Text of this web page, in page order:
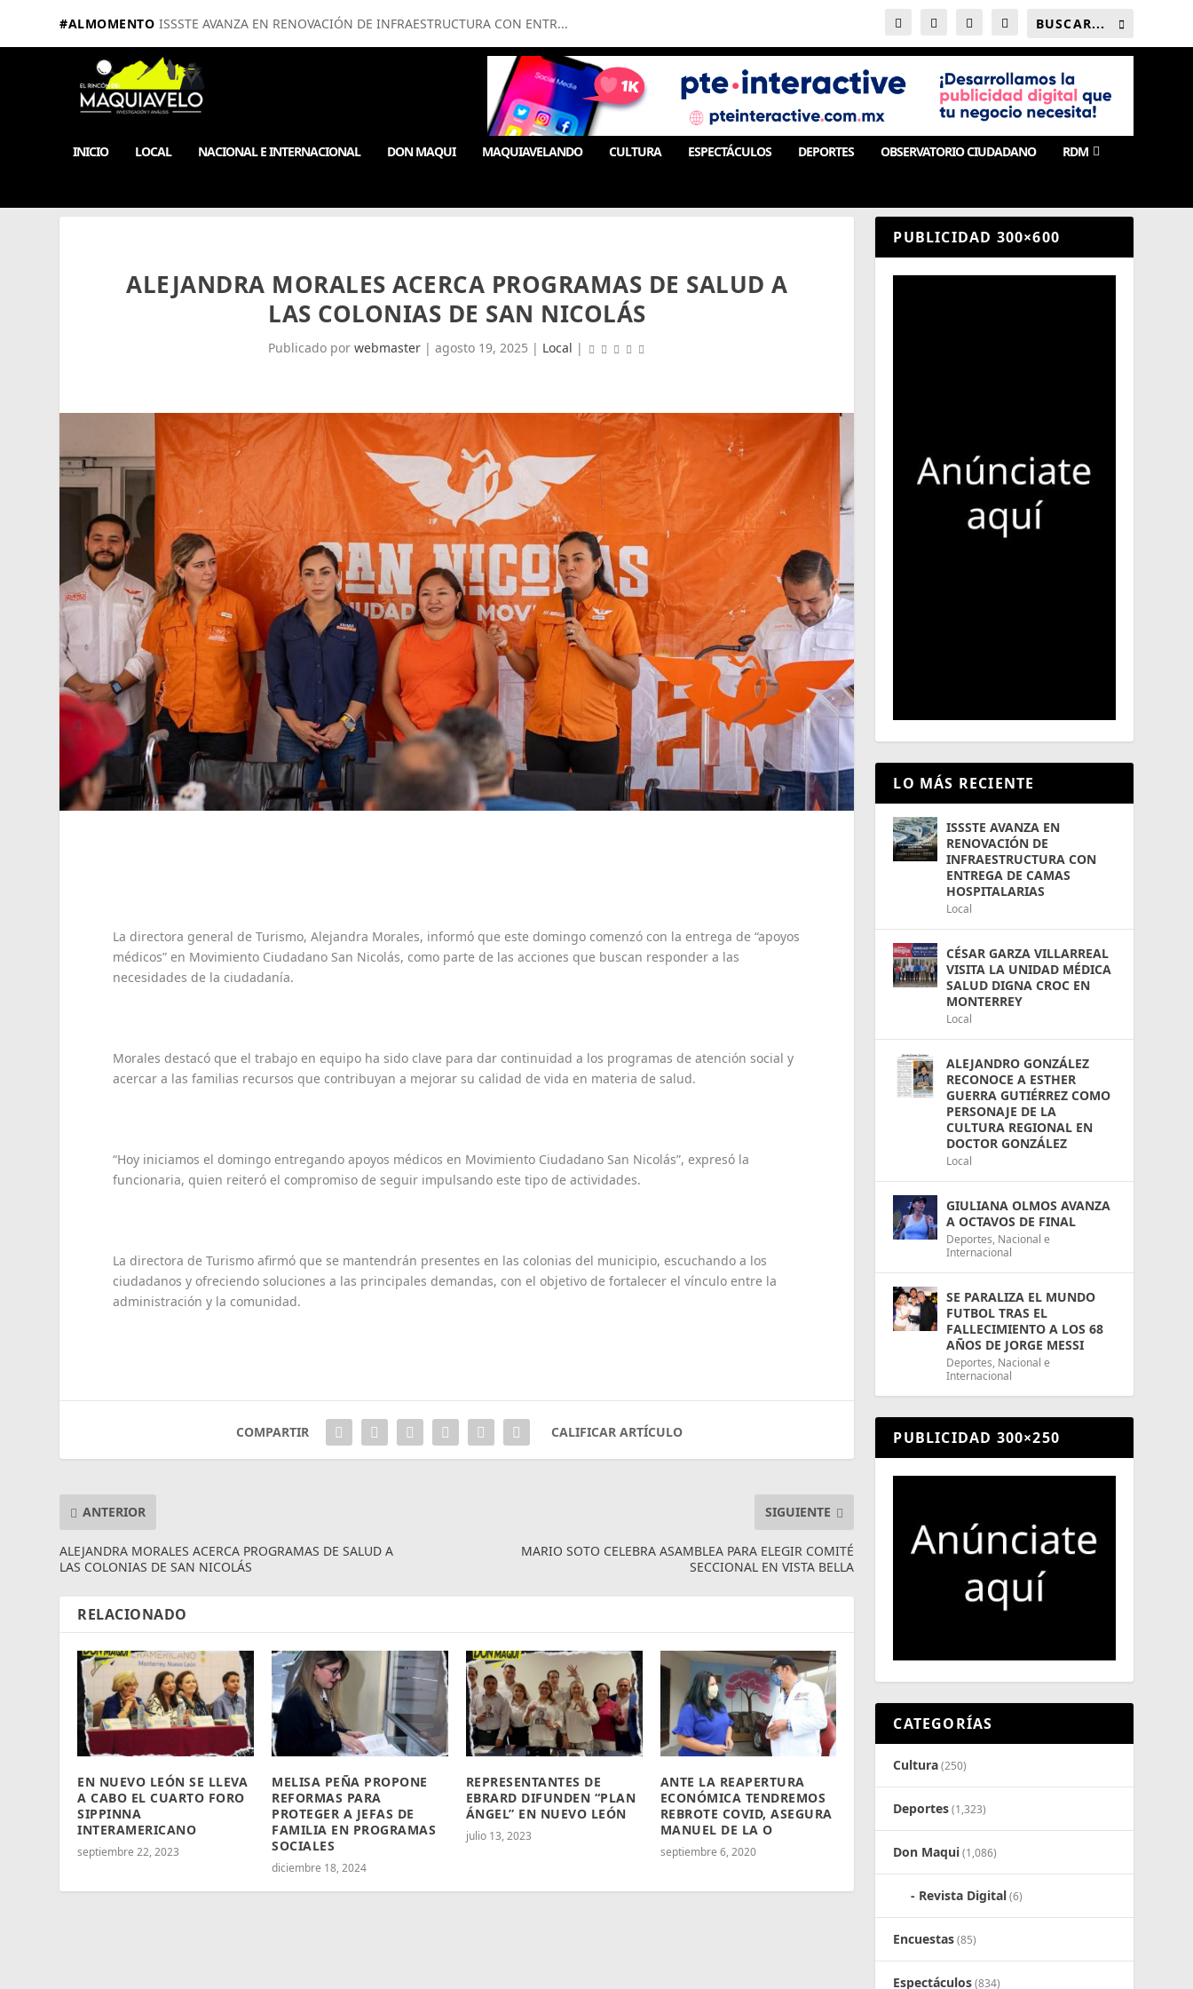
#ALMOMENTO ISSSTE AVANZA EN RENOVACIÓN DE INFRAESTRUCTURA CON ENTR...
INICIO LOCAL NACIONAL E INTERNACIONAL DON MAQUI MAQUIAVELANDO CULTURA ESPECTÁCULOS DEPORTES OBSERVATORIO CIUDADANO RDM
ALEJANDRA MORALES ACERCA PROGRAMAS DE SALUD A
LAS COLONIAS DE SAN NICOLÁS
Publicado porwebmaster |agosto 19, 2025 | Local |
La directora general de Turismo, Alejandra Morales, informó que este domingo comenzó con la entrega de “apoyos
médicos” en Movimiento Ciudadano San Nicolás, como parte de las acciones que buscan responder a las
necesidades de la ciudadanía.
Morales destacó que el trabajo en equipo ha sido clave para dar continuidad a los programas de atención social y
acercar a las familias recursos que contribuyan a mejorar su calidad de vida en materia de salud.
“Hoy iniciamos el domingo entregando apoyos médicos en Movimiento Ciudadano San Nicolás”, expresó la
funcionaria, quien reiteró el compromiso de seguir impulsando este tipo de actividades.
La directora de Turismo afirmó que se mantendrán presentes en las colonias del municipio, escuchando a los
ciudadanos y ofreciendo soluciones a las principales demandas, con el objetivo de fortalecer el vínculo entre la
administración y la comunidad.
COMPARTIR CALIFICAR ARTÍCULO
ANTERIOR
ALEJANDRA MORALES ACERCA PROGRAMAS DE SALUD A
LAS COLONIAS DE SAN NICOLÁS
SIGUIENTE
MARIO SOTO CELEBRA ASAMBLEA PARA ELEGIR COMITÉ
SECCIONAL EN VISTA BELLA
RELACIONADO
EN NUEVO LEÓN SE LLEVA
A CABO EL CUARTO FORO
SIPPINNA
INTERAMERICANO
septiembre 22, 2023
MELISA PEÑA PROPONE
REFORMAS PARA
PROTEGER A JEFAS DE
FAMILIA EN PROGRAMAS
SOCIALES
diciembre 18, 2024
REPRESENTANTES DE
EBRARD DIFUNDEN “PLAN
ÁNGEL” EN NUEVO LEÓN
julio 13, 2023
ANTE LA REAPERTURA
ECONÓMICA TENDREMOS
REBROTE COVID, ASEGURA
MANUEL DE LA O
septiembre 6, 2020
PUBLICIDAD 300×600
LO MÁS RECIENTE
ISSSTE AVANZA EN
RENOVACIÓN DE
INFRAESTRUCTURA CON
ENTREGA DE CAMAS
HOSPITALARIAS
Local
CÉSAR GARZA VILLARREAL
VISITA LA UNIDAD MÉDICA
SALUD DIGNA CROC EN
MONTERREY
Local
ALEJANDRO GONZÁLEZ
RECONOCE A ESTHER
GUERRA GUTIÉRREZ COMO
PERSONAJE DE LA
CULTURA REGIONAL EN
DOCTOR GONZÁLEZ
Local
GIULIANA OLMOS AVANZA
A OCTAVOS DE FINAL
Deportes, Nacional e
Internacional
SE PARALIZA EL MUNDO
FUTBOL TRAS EL
FALLECIMIENTO A LOS 68
AÑOS DE JORGE MESSI
Deportes, Nacional e
Internacional
PUBLICIDAD 300×250
CATEGORÍAS
Cultura(250)
Deportes(1,323)
Don Maqui(1,086)
Revista Digital(6)
Encuestas(85)
Espectáculos(834)